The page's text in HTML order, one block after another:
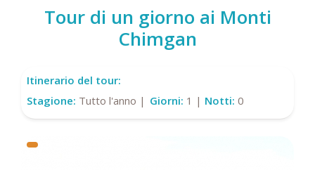
Tour di un giorno ai Monti
Chimgan
Itinerario del tour:
Stagione: Tutto l'anno | Giorni: 1 | Notti: 0